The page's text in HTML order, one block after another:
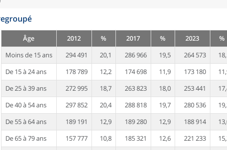
Âge 2012 % 2017 % 2023
%
Moins de 15 ans
294 491 20,1 286 966 19,5 264 573
De 15 à 24 ans
178 789 12,2 174 698 11,9 173 180
De 25 à 39 ans
272 995 18,7 263 823 18,0 253 441
De 40 à 54 ans
297 852 20,4 288 818 19,7 280 536
De 55 à 64 ans
189 191 12,9 189 280 12,9 188 914
De 65 à 79 ans
157 777 10,8 185 321 12,6 221 233